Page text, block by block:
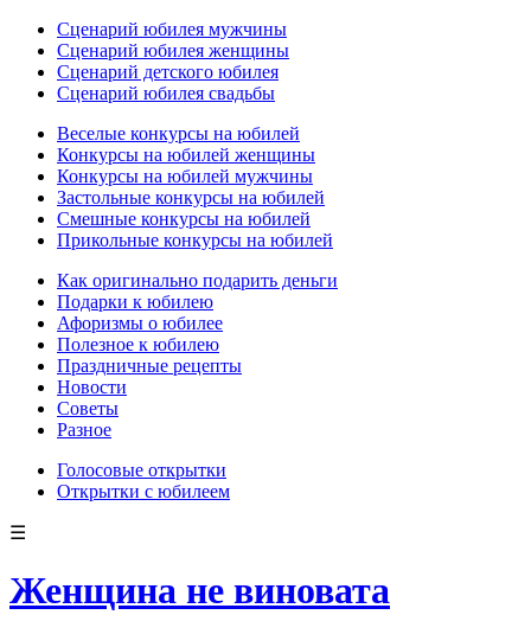
Сценарий юбилея мужчины
Сценарий юбилея женщины
Сценарий детского юбилея
Сценарий юбилея свадьбы
Веселые конкурсы на юбилей
Конкурсы на юбилей женщины
Конкурсы на юбилей мужчины
Застольные конкурсы на юбилей
Смешные конкурсы на юбилей
Прикольные конкурсы на юбилей
Как оригинально подарить деньги
Подарки к юбилею
Афоризмы о юбилее
Полезное к юбилею
Праздничные рецепты
Новости
Советы
Разное
Голосовые открытки
Открытки с юбилеем
☰
Женщина не виновата